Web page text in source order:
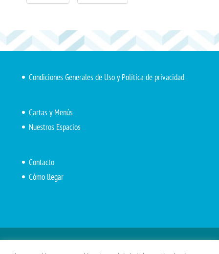
Condiciones Generales de Uso y Política de privacidad
Cartas y Menús
Nuestros Espacios
Contacto
Cómo llegar